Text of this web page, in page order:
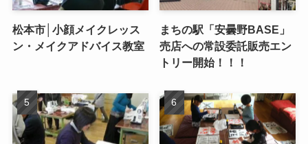
松本市│小顔メイクレッス
ン・メイクアドバイス教室
まちの駅「安曇野BASE」
売店への常設委託販売エン
トリー開始！！！